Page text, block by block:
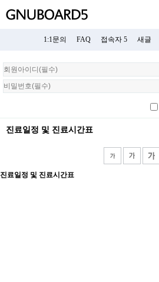
1:1문의 FAQ 접속자 5 새글
회
원
로
진료일정 및 진료시간표
진료일정 및 진료시간표